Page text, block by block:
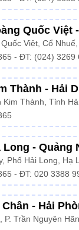
Quốc Việt
Việt, Cổ
- ĐT: (024) 3269
Thành - Hải
Kim Thành, Tỉnh
- Quảng
Phố Hải Long, Hạ
- ĐT: 020 3388
- Hải
Trần Nguyên